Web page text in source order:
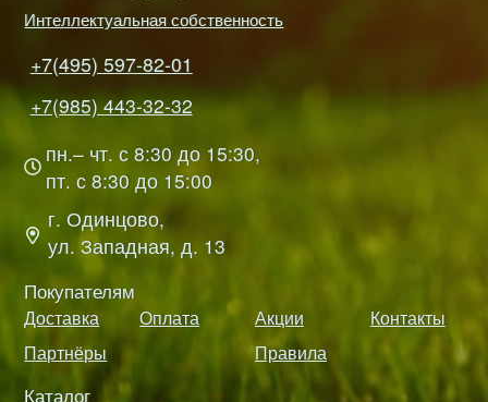
Интеллектуальная собственность
+7(495) 597-82-01
+7(985) 443-32-32
пн.– чт. с 8:30 до 15:30,
пт. с 8:30 до 15:00
г. Одинцово,
ул. Западная, д. 13
Покупателям
Доставка Оплата Акции
Контакты
Партнёры
Правила
Каталог